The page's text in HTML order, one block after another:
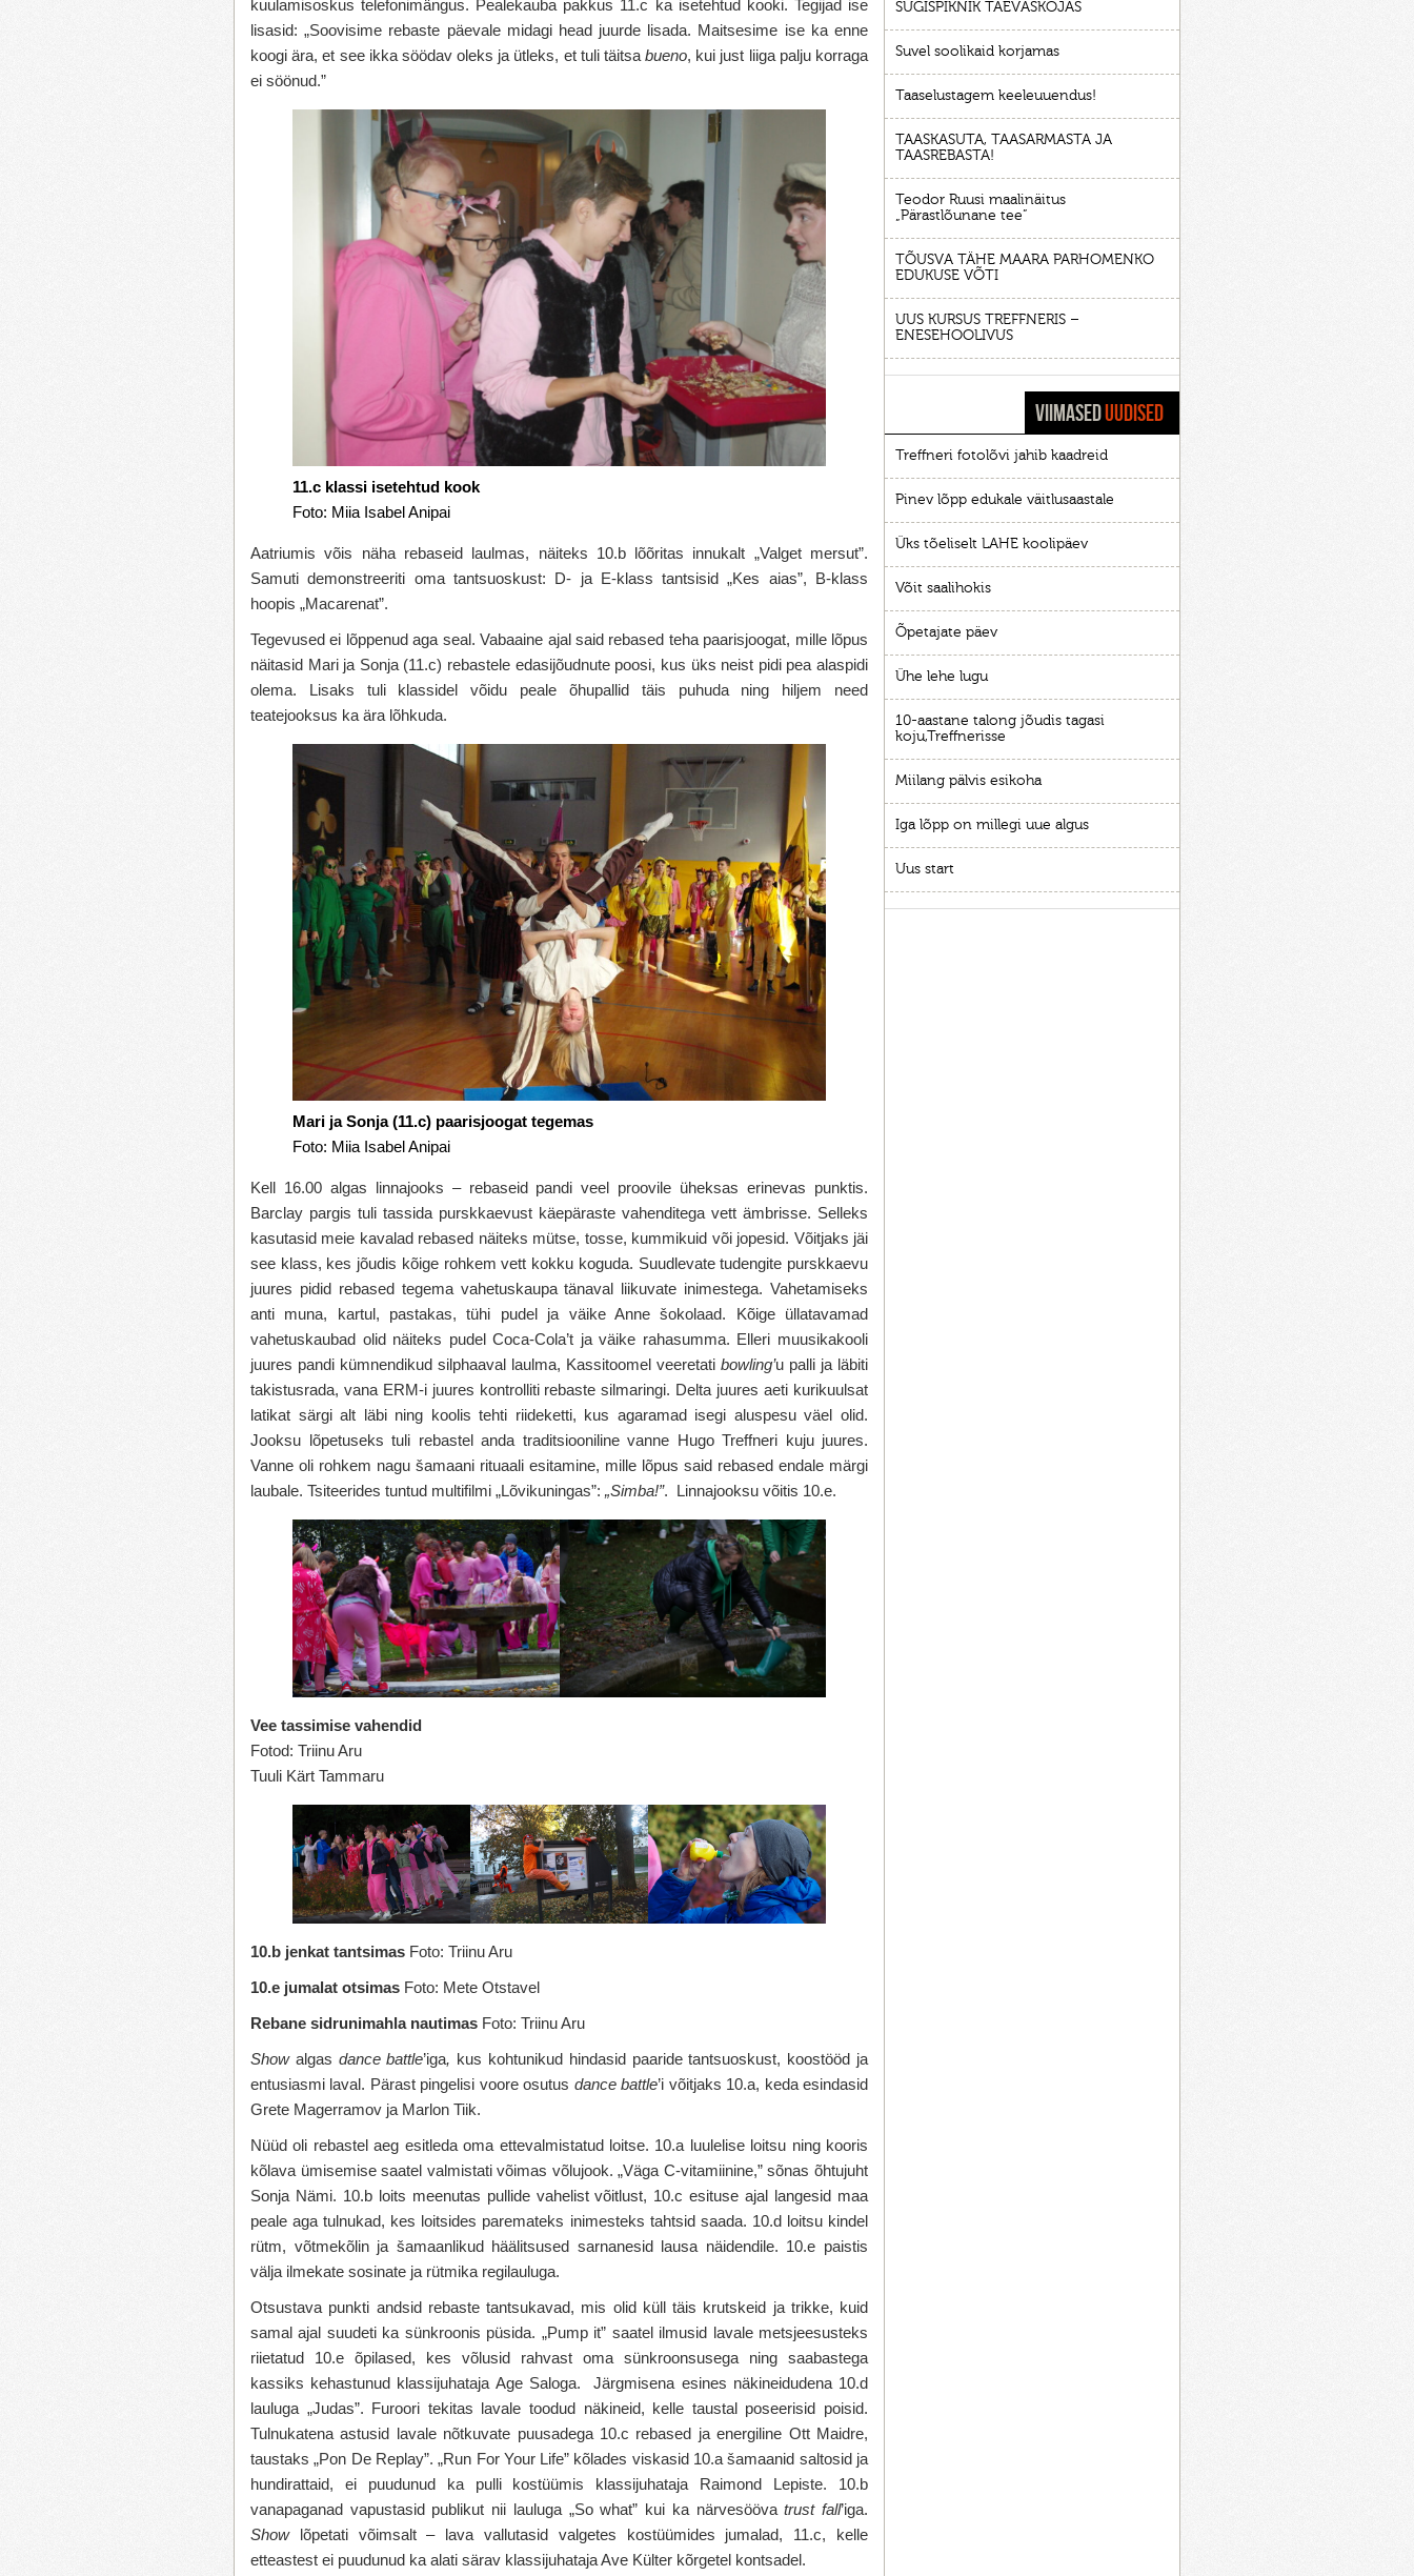
kuulamisoskus telefonimängus. Pealekauba pakkus 11.c ka isetehtud kooki. Tegijad ise
lisasid: „Soovisime rebaste päevale midagi head juurde lisada. Maitsesime ise ka enne
koogi ära, et see ikka söödav oleks ja ütleks, et tuli täitsabueno, kui just liiga palju korraga
ei söönud.”
11.c klassi isetehtud kook
Foto: Miia Isabel Anipai
Aatriumis võis näha rebaseid laulmas, näiteks 10.b lõõritas innukalt „Valget mersut”.
Samuti demonstreeriti oma tantsuoskust: D- ja E-klass tantsisid „Kes aias”, B-klass
hoopis „Macarenat”.
Tegevused ei lõppenud aga seal. Vabaaine ajal said rebased teha paarisjoogat, mille lõpus
näitasid Mari ja Sonja (11.c) rebastele edasijõudnute poosi, kus üks neist pidi pea alaspidi
olema. Lisaks tuli klassidel võidu peale õhupallid täis puhuda ning hiljem need
teatejooksus ka ära lõhkuda.
Mari ja Sonja (11.c) paarisjoogat tegemas
Foto: Miia Isabel Anipai
Kell 16.00 algas linnajooks – rebaseid pandi veel proovile üheksas erinevas punktis.
Barclay pargis tuli tassida purskkaevust käepäraste vahenditega vett ämbrisse. Selleks
kasutasid meie kavalad rebased näiteks mütse, tosse, kummikuid või jopesid. Võitjaks jäi
see klass, kes jõudis kõige rohkem vett kokku koguda. Suudlevate tudengite purskkaevu
juures pidid rebased tegema vahetuskaupa tänaval liikuvate inimestega. Vahetamiseks
anti muna, kartul, pastakas, tühi pudel ja väike Anne šokolaad. Kõige üllatavamad
vahetuskaubad olid näiteks pudel Coca-Cola’t ja väike rahasumma. Elleri muusikakooli
juures pandi kümnendikud silphaaval laulma, Kassitoomel veeretati bowling’u palli ja läbiti
takistusrada, vana ERM-i juures kontrolliti rebaste silmaringi. Delta juures aeti kurikuulsat
latikat särgi alt läbi ning koolis tehti riideketti, kus agaramad isegi aluspesu väel olid.
Jooksu lõpetuseks tuli rebastel anda traditsiooniline vanne Hugo Treffneri kuju juures.
Vanne oli rohkem nagu šamaani rituaali esitamine, mille lõpus said rebased endale märgi
laubale. Tsiteerides tuntud multifilmi „Lõvikuningas”: „Simba!”. Linnajooksu võitis 10.e.
Vee tassimise vahendid
Fotod: Triinu Aru
Tuuli Kärt Tammaru
10.b jenkat tantsimas Foto: Triinu Aru
10.e jumalat otsimas Foto: Mete Otstavel
Rebane sidrunimahla nautimas Foto: Triinu Aru
Showalgas dance battle’iga, kus kohtunikud hindasid paaride tantsuoskust, koostööd ja
entusiasmi laval. Pärast pingelisi voore osutus dance battle’i võitjaks 10.a, keda esindasid
Grete Magerramov ja Marlon Tiik.
Nüüd oli rebastel aeg esitleda oma ettevalmistatud loitse. 10.a luulelise loitsu ning kooris
kõlava ümisemise saatel valmistati võimas võlujook. „Väga C-vitamiinine,” sõnas õhtujuht
Sonja Nämi. 10.b loits meenutas pullide vahelist võitlust, 10.c esituse ajal langesid maa
peale aga tulnukad, kes loitsides paremateks inimesteks tahtsid saada. 10.d loitsu kindel
rütm, võtmekõlin ja šamaanlikud häälitsused sarnanesid lausa näidendile. 10.e paistis
välja ilmekate sosinate ja rütmika regilauluga.
Otsustava punkti andsid rebaste tantsukavad, mis olid küll täis krutskeid ja trikke, kuid
samal ajal suudeti ka sünkroonis püsida. „Pump it” saatel ilmusid lavale metsjeesusteks
riietatud 10.e õpilased, kes võlusid rahvast oma sünkroonsusega ning saabastega
kassiks kehastunud klassijuhataja Age Saloga. Järgmisena esines näkineidudena 10.d
lauluga „Judas”. Furoori tekitas lavale toodud näkineid, kelle taustal poseerisid poisid.
Tulnukatena astusid lavale nõtkuvate puusadega 10.c rebased ja energiline Ott Maidre,
taustaks „Pon De Replay”. „Run For Your Life” kõlades viskasid 10.a šamaanid saltosid ja
hundirattaid, ei puudunud ka pulli kostüümis klassijuhataja Raimond Lepiste. 10.b
vanapaganad vapustasid publikut nii lauluga „So what” kui ka närvesöövatrust fall’iga.
Show lõpetati võimsalt – lava vallutasid valgetes kostüümides jumalad, 11.c, kelle
etteastest ei puudunud ka alati särav klassijuhataja Ave Külter kõrgetel kontsadel.
SÜGISPIKNIK TAEVASKOJAS
Suvel soolikaid korjamas
Taaselustagem keeleuuendus!
TAASKASUTA, TAASARMASTA JA
TAASREBASTA!
Teodor Ruusi maalinäitus
„Pärastlõunane tee”
TÕUSVA TÄHE MAARA PARHOMENKO
EDUKUSE VÕTI
UUS KURSUS TREFFNERIS –
ENESEHOOLIVUS
VIIMASEDUUDISED
Treffneri fotolõvi jahib kaadreid
Pinev lõpp edukale väitlusaastale
Üks tõeliselt LAHE koolipäev
Võit saalihokis
Õpetajate päev
Ühe lehe lugu
10-aastane talong jõudis tagasi
koju,Treffnerisse
Miilang pälvis esikoha
Iga lõpp on millegi uue algus
Uus start